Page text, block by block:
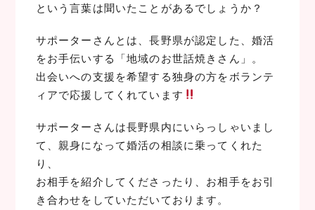
という言葉は聞いたことがあるでしょうか？
サポーターさんとは、長野県が認定した、婚活
をお手伝いする「地域のお世話焼きさん」。
出会いへの支援を希望する独身の方をボランテ
ィアで応援してくれています
サポーターさんは長野県内にいらっしゃいまし
て、親身になって婚活の相談に乗ってくれた
り、
お相手を紹介してくださったり、お相手をお引
き合わせをしていただいております。